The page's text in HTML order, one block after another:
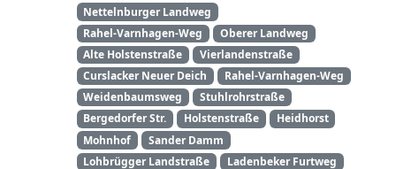
Nettelnburger Landweg
Rahel-Varnhagen-Weg
Oberer Landweg
Alte Holstenstraße
Vierlandenstraße
Curslacker Neuer Deich
Rahel-Varnhagen-Weg
Weidenbaumsweg
Stuhlrohrstraße
Bergedorfer Str.
Holstenstraße
Heidhorst
Mohnhof
Sander Damm
Lohbrügger Landstraße
Ladenbeker Furtweg